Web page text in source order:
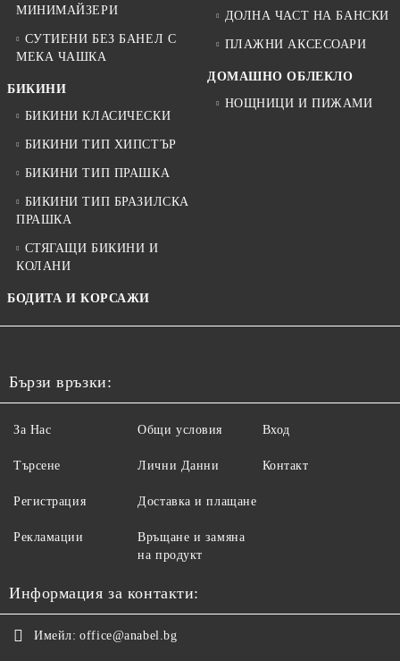
МИНИМАЙЗЕРИ
СУТИЕНИ БЕЗ БАНЕЛ С
МЕКА ЧАШКА
БИКИНИ
БИКИНИ КЛАСИЧЕСКИ
БИКИНИ ТИП ХИПСТЪР
БИКИНИ ТИП ПРАШКА
БИКИНИ ТИП БРАЗИЛСКА
ПРАШКА
СТЯГАЩИ БИКИНИ И
КОЛАНИ
БОДИТА И КОРСАЖИ
ДОЛНА ЧАСТ НА БАНСКИ
ПЛАЖНИ АКСЕСОАРИ
ДОМАШНО ОБЛЕКЛО
НОЩНИЦИ И ПИЖАМИ
Бързи връзки:
За Нас
Търсене
Регистрация
Рекламации
Общи условия
Лични Данни
Доставка и плащане
Връщане и замяна
на продукт
Вход
Контакт
Информация за контакти:
Имейл: office@anabel.bg